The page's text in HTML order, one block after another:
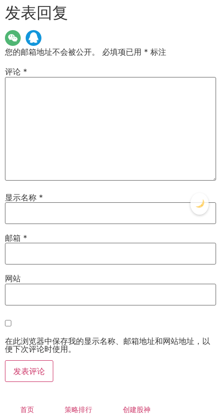
发表回复
您的邮箱地址不会被公开。 必填项已用 * 标注
评论 *
显示名称 *
邮箱 *
网站
在此浏览器中保存我的显示名称、邮箱地址和网站地址，以
便下次评论时使用。
首页 策略排行 创建股神